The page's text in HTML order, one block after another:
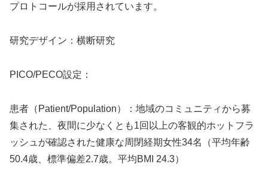
プロトコールが採用されています。
研究デザイン：横断研究
PICO/PECO設定：
患者（Patient/Population）：地域のコミュニティから募
集された、夜間に少なくとも1回以上の客観的ホットフラ
ッシュが確認された健康な周閉経期女性34名（平均年齢
50.4歳、標準偏差2.7歳。平均BMI 24.3）